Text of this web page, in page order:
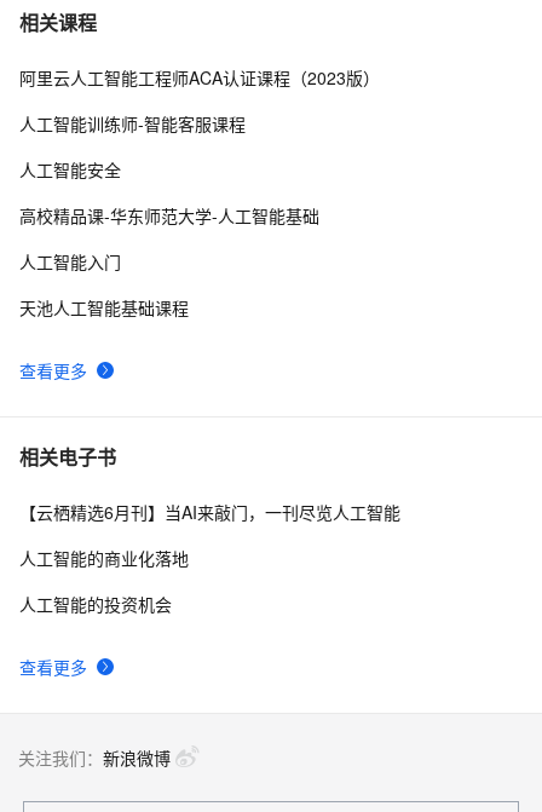
7 贾扬清：如何看待人工智能方向的重要问题？
8 探索人工智能的伦理困境：我们如何确保AI的道德发展？
10云计算人工智能服务（阿里）|学习笔记
相关课程
查看更多
阿里云人工智能工程师ACA认证课程（2023版）
人工智能训练师-智能客服课程
人工智能安全
高校精品课-华东师范大学-人工智能基础
人工智能入门
天池人工智能基础课程
相关电子书
查看更多
【云栖精选6月刊】当AI来敲门，一刊尽览人工智能
人工智能的商业化落地
人工智能的投资机会
关注我们： 新浪微博